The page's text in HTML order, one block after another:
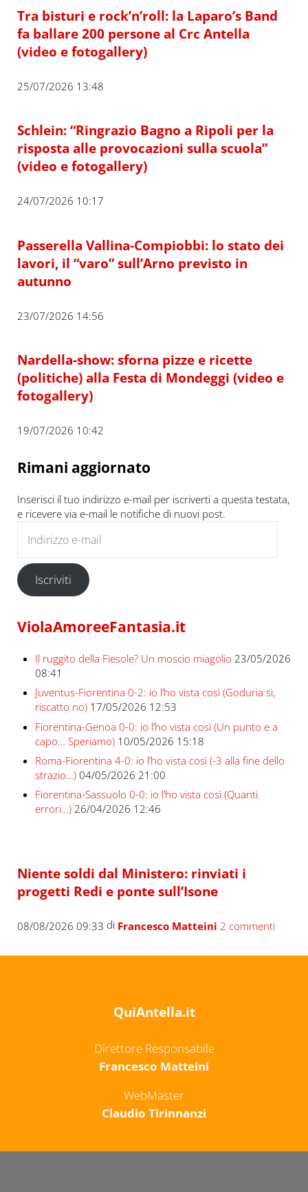
Tra bisturi e rock’n’roll: la Laparo’s Band
fa ballare 200 persone al Crc Antella
(video e fotogallery)
25/07/2026 13:48
Schlein: “Ringrazio Bagno a Ripoli per la
risposta alle provocazioni sulla scuola”
(video e fotogallery)
24/07/2026 10:17
Passerella Vallina-Compiobbi: lo stato dei
lavori, il “varo” sull’Arno previsto in
autunno
23/07/2026 14:56
Nardella-show: sforna pizze e ricette
(politiche) alla Festa di Mondeggi (video e
fotogallery)
19/07/2026 10:42
Rimani aggiornato
Inserisci il tuo indirizzo e-mail per iscriverti a questa testata,
e ricevere via e-mail le notifiche di nuovi post.
Iscriviti
ViolaAmoreeFantasia.it
Il ruggito della Fiesole? Un moscio miagolio 23/05/2026
08:41
Juventus-Fiorentina 0-2: io l’ho vista così (Goduria sì,
riscatto no) 17/05/2026 12:53
Fiorentina-Genoa 0-0: io l’ho vista così (Un punto e a
capo… Speriamo) 10/05/2026 15:18
Roma-Fiorentina 4-0: io l’ho vista così (-3 alla fine dello
strazio…) 04/05/2026 21:00
Fiorentina-Sassuolo 0-0: io l’ho vista così (Quanti
errori…) 26/04/2026 12:46
Niente soldi dal Ministero: rinviati i
progetti Redi e ponte sull’Isone
08/08/2026 09:33 di Francesco Matteini 2 commenti
QuiAntella.it
Direttore Responsabile
Francesco Matteini
WebMaster
Claudio Tirinnanzi